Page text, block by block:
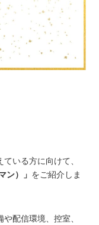
いる方に向けて、
ン）」 をご紹介しま
配信環境、控室、